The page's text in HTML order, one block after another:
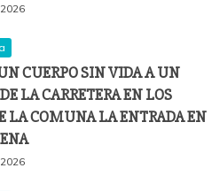
CUERPO SIN VIDA A UN
LA CARRETERA EN LOS
LA COMUNA LA ENTRADA EN